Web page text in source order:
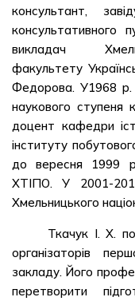
консультант,
викладач
факультету
Федорова. У1968 р.
наукового
доцент кафедри
інституту
до вересня 1999 р.
ХТІПО. У 2001-
Хмельницького
Ткачук І. X.
організаторів
закладу. Його
перетворити